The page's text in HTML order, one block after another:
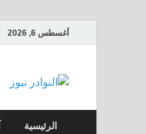
أغسطس 6, 2026
الرئيسية